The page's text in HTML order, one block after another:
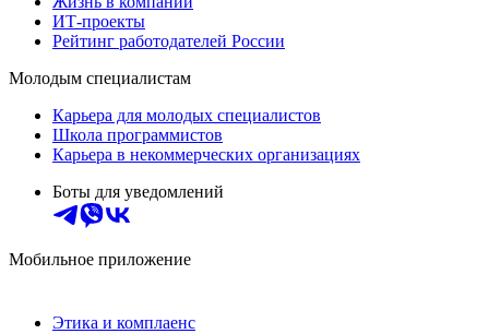
ИТ-проекты
Рейтинг работодателей России
Молодым специалистам
Карьера для молодых специалистов
Школа программистов
Карьера в некоммерческих организациях
Боты для уведомлений
Мобильное приложение
Этика и комплаенс